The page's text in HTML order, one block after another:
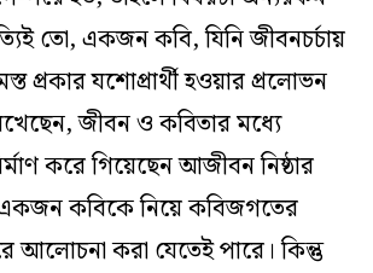
তো, একজন কবি, যিনি জীবনচর্চায়
প্রকার যশোপ্রার্থী হওয়ার প্রলোভন
জীবন ও কবিতার মধ্যে
করে গিয়েছেন আজীবন নিষ্ঠার
কবিকে নিয়ে কবিজগতের
আলোচনা করা যেতেই পারে। কিন্তু